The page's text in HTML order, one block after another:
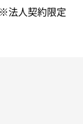
法人契約限定